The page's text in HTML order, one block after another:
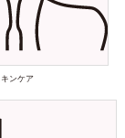
キンケア